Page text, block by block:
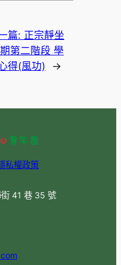
篇: 正宗靜坐
第二階段 學
得(風功)
→
私權政策
41 巷 35 號